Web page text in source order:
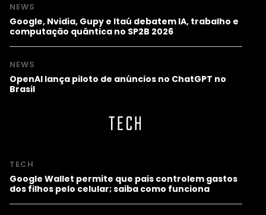
NEWS
Google, Nvidia, Gupy e Itaú debatem IA, trabalho e
computação quântica no SP2B 2026
NEWS
OpenAI lança piloto de anúncios no ChatGPT no
Brasil
TECH
TECH
Google Wallet permite que pais controlem gastos
dos filhos pelo celular; saiba como funciona